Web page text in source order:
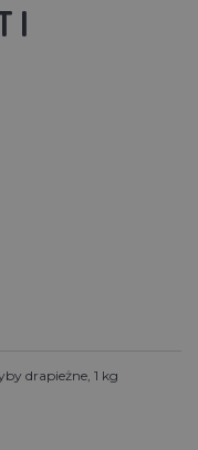
I
drapieżne, 1 kg